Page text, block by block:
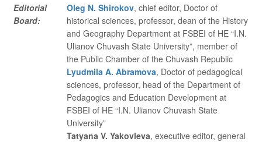
Editorial
Board:
Oleg N. Shirokov, chief editor, Doctor of
historical sciences, professor, dean of the History
and Geography Department at FSBEI of HE “I.N.
Ulianov Chuvash State University”, member of
the Public Chamber of the Chuvash Republic
Lyudmila A. Abramova, Doctor of pedagogical
sciences, professor, head of the Department of
Pedagogics and Education Development at
FSBEI of HE “I.N. Ulianov Chuvash State
University”
Tatyana V. Yakovleva, executive editor, general